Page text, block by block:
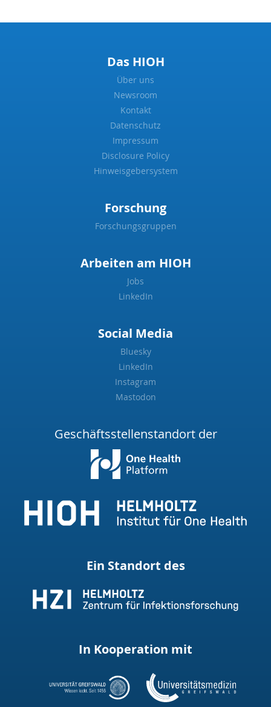
Das HIOH
Über uns
Newsroom
Kontakt
Datenschutz
Impressum
Disclosure Policy
Hinweisgebersystem
Forschung
Forschungsgruppen
Arbeiten am HIOH
Jobs
LinkedIn
Social Media
Bluesky
LinkedIn
Instagram
Mastodon
Geschäftsstellenstandort der
Ein Standort des
In Kooperation mit